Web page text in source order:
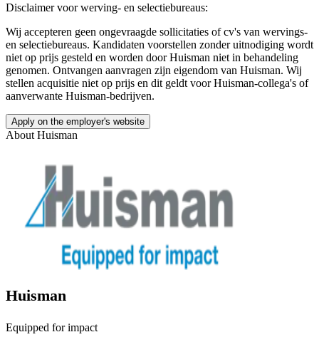
Disclaimer voor werving- en selectiebureaus:
Wij accepteren geen ongevraagde sollicitaties of cv's van wervings-
en selectiebureaus. Kandidaten voorstellen zonder uitnodiging wordt
niet op prijs gesteld en worden door Huisman niet in behandeling
genomen. Ontvangen aanvragen zijn eigendom van Huisman. Wij
stellen acquisitie niet op prijs en dit geldt voor Huisman-collega's of
aanverwante Huisman-bedrijven.
Apply on the employer's website
About Huisman
Huisman
Equipped for impact